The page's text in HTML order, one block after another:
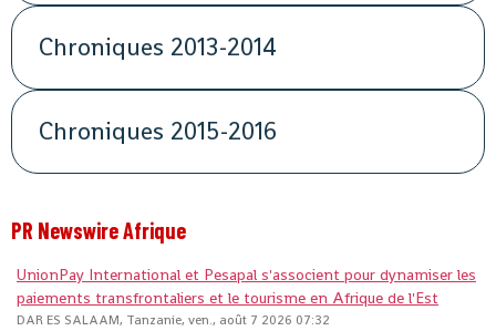
Chroniques 2013-2014
Chroniques 2015-2016
PR Newswire Afrique
UnionPay International et Pesapal s'associent pour dynamiser les
paiements transfrontaliers et le tourisme en Afrique de l'Est
DAR ES SALAAM, Tanzanie, ven., août 7 2026 07:32